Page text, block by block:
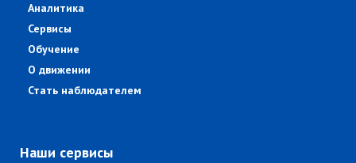
Аналитика
Сервисы
Обучение
О движении
Стать наблюдателем
Наши сервисы